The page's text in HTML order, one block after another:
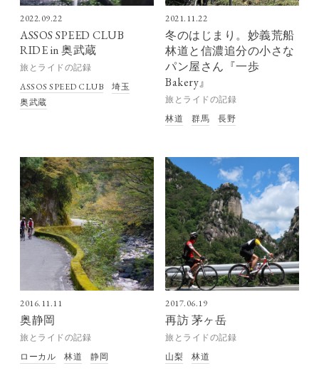
2022.09.22
ASSOS SPEED CLUB
RIDE in 奥武蔵
旅とライドの記録
ASSOS SPEED CLUB
埼玉
奥武蔵
2021.11.22
冬のはじまり。妙義荒船
林道と信濃追分の小さな
パン屋さん『一歩
Bakery』
旅とライドの記録
林道
群馬 長野
2016.11.11
奥静岡
旅とライドの記録
ローカル
林道 静岡
2017.06.19
再訪 茅ヶ岳
旅とライドの記録
山梨
林道